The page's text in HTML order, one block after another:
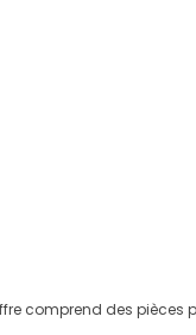
comprend des pièces